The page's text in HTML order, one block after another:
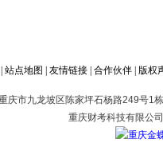
站点地图 友情链接 合作伙伴 版权
庆市九龙坡区陈家坪石杨路249号1
重庆财考科技有限公